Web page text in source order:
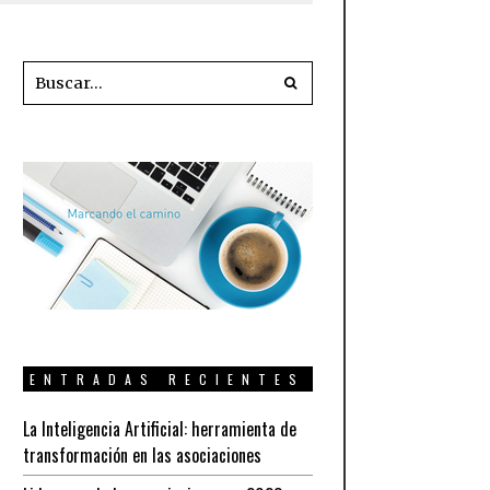
ENTRADAS RECIENTES
La Inteligencia Artificial: herramienta de
transformación en las asociaciones